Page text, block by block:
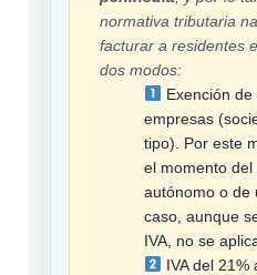
normativa tributaria
facturar a residentes
dos modos:
Exención
empresas
tipo). Por este
el momento
autónomo o de
caso, aunque
IVA, no se
IVA del 21%